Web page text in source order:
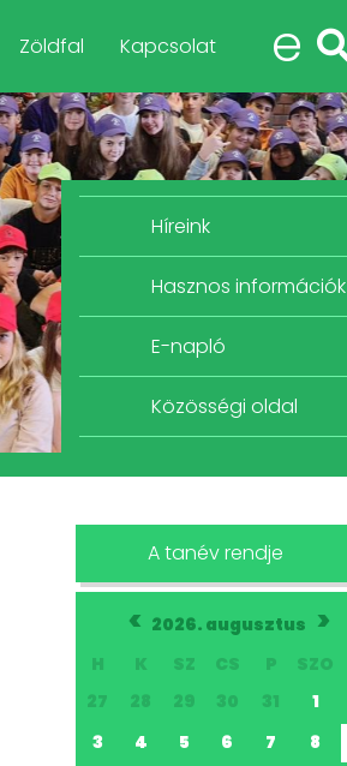
Zöldfal Kapcsolat e
Híreink
Hasznos információk
E-napló
Közösségi oldal
A tanév rendje
< 2026. augusztus >
H K SZ CS P SZO
27
28 29 30 31 1
3
4 5 6 7 8